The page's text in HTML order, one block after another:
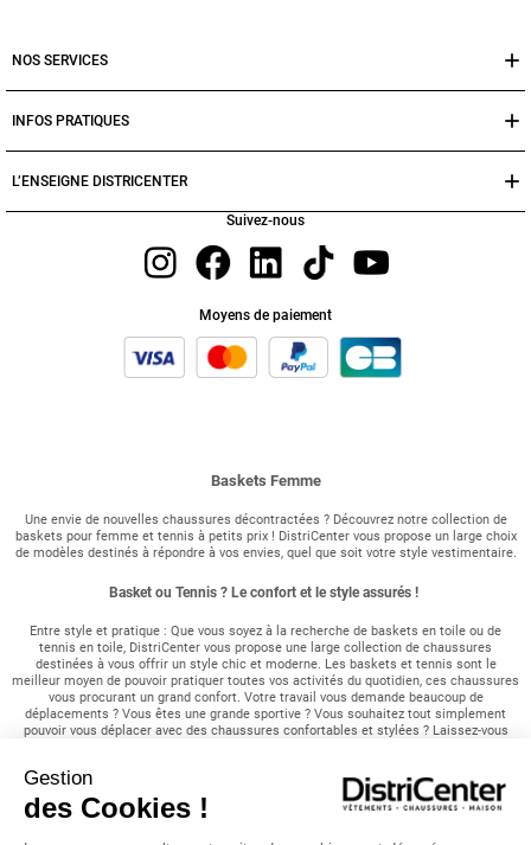
Gestion
des Cookies !
Baskets Femme
Une envie de nouvelles chaussures décontractées ? Découvrez notre collection de
baskets pour femme et tennis à petits prix ! DistriCenter vous propose un large choix
de modèles destinés à répondre à vos envies, quel que soit votre style vestimentaire.
Basket ou Tennis ? Le confort et le style assurés !
Entre style et pratique : Que vous soyez à la recherche de baskets en toile ou de
tennis en toile, DistriCenter vous propose une large collection de chaussures
destinées à vous offrir un style chic et moderne. Les baskets et tennis sont le
meilleur moyen de pouvoir pratiquer toutes vos activités du quotidien, ces chaussures
vous procurant un grand confort. Votre travail vous demande beaucoup de
déplacements ? Vous êtes une grande sportive ? Vous souhaitez tout simplement
pouvoir vous déplacer avec des chaussures confortables et stylées ? Laissez-vous
être mariés à toutes vos tenues vestimentaires. Un large choix de baskets pour
femme : Vous êtes amatrice de couleurs vives ? Vous êtes au contraire à la
recherche d'une paire de chaussures plus discrète ? DistriCenter vous propose de
NOS SERVICES
INFOS PRATIQUES
L’ENSEIGNE DISTRICENTER
Suivez-nous
Moyens de paiement